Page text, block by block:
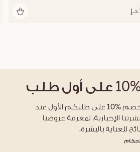
على أول طلب
احصلوا على خصم %10 على طلبكم الأول عند
الإخبارية، لمعرفة عروضنا
للعناية بالبشرة.